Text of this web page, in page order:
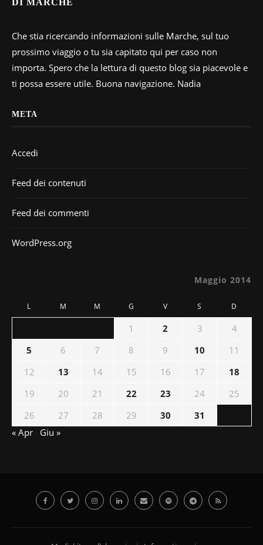
Che stia ricercando informazioni sulle Marche, sul tuo
prossimo viaggio o tu sia capitato qui per caso non
importa. Spero che la lettura di questo blog sia piacevole e
ti possa essere utile. Buona navigazione. Nadia
META
Accedi
Feed dei contenuti
Feed dei commenti
WordPress.org
Maggio 2014
L M M G V S D
1 2 3
4
5
6 7 8 9 10
11
12
13 14 15 16 17
18
19
20 21 22 23 24
25
26
27 28 29 30
31
« Apr
Giu »